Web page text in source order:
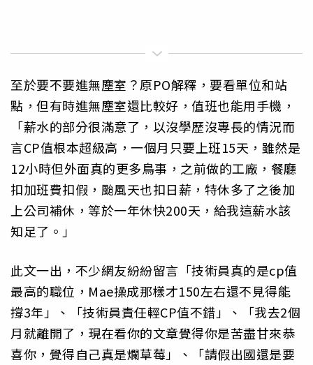
至於要不要進無塵室？原PO解釋，要看單位和站
點，但有時進無塵室還比較好，值班也能用手機，
「薪水的部分很滿意了，以沒學歷沒專長的情況而
言CP值根本超級高，一個月只要上班15天，雖然是
12小時但外面真的更多鳥事，之前做的工廠，餐廳
扣加班費扣假，颱風天也扣日薪，特休多了之後加
上公司補休，等於一年休快200天，給我這薪水該
知足了。」
此文一出，不少網友紛紛留言「技術員真的是cp值
最高的職位，Mae操成那樣才150左右還不見得能
撐3年」、「技術員責任輕CP值不錯」、「我去2個
月就離開了，現在看你的文章覺得你是苦盡甘來恭
喜你，覺得自己真是爛草莓」、「請假出國還是要